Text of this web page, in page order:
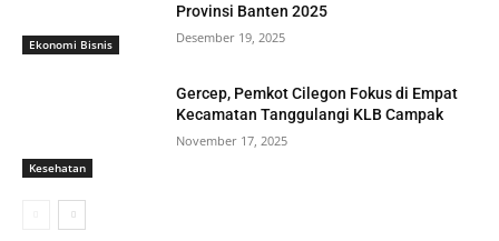
Ekonomi Bisnis
Provinsi Banten 2025
Desember 19, 2025
Kesehatan
Gercep, Pemkot Cilegon Fokus di Empat
Kecamatan Tanggulangi KLB Campak
November 17, 2025